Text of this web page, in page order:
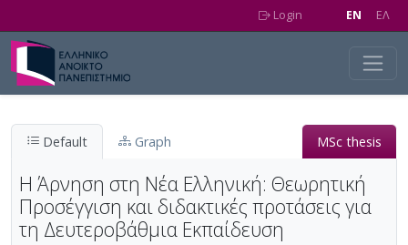
Login EN EΛ
Default Graph MSc thesis
Η Άρνηση στη Νέα Ελληνική: Θεωρητική
Προσέγγιση και διδακτικές προτάσεις για
τη Δευτεροβάθμια Εκπαίδευση